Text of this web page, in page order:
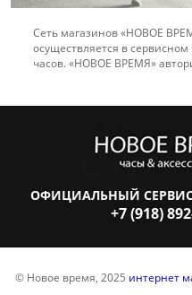
Сеть магазинов «НОВОЕ
осуществляется в
часов. «НОВОЕ ВРЕМЯ»
ОФИЦИАЛЬНЫЙ
+7 (918)
© Новое время, 2025 интернет